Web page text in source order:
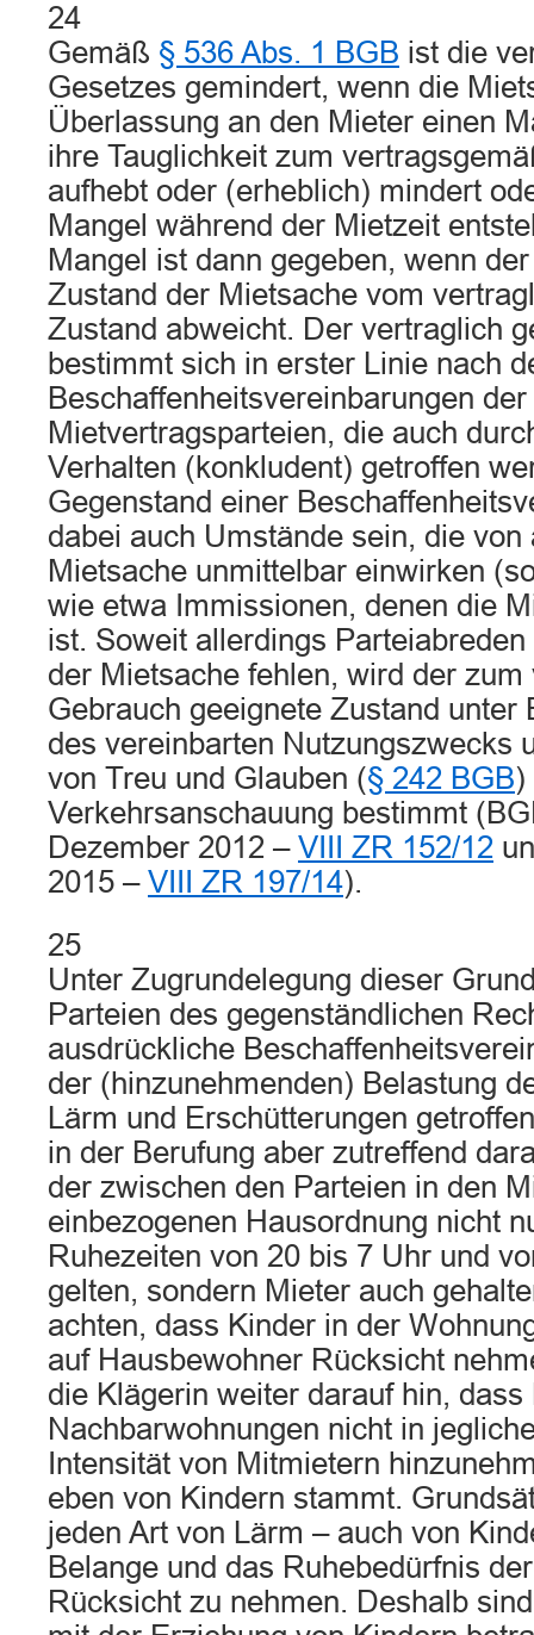
24
Gemäß § 536 Abs. 1 BGB ist die
Gesetzes gemindert, wenn die
Überlassung an den Mieter einen
ihre Tauglichkeit zum
aufhebt oder (erheblich) mindert
Mangel während der Mietzeit
Mangel ist dann gegeben, wenn
Zustand der Mietsache vom
Zustand abweicht. Der vertraglich
bestimmt sich in erster Linie nach
Beschaffenheitsvereinbarungen der
Mietvertragsparteien, die auch
Verhalten (konkludent) getroffen
Gegenstand einer
dabei auch Umstände sein, die von
Mietsache unmittelbar einwirken
wie etwa Immissionen, denen die
ist. Soweit allerdings
der Mietsache fehlen, wird der
Gebrauch geeignete Zustand unter
des vereinbarten Nutzungszwecks
von Treu und Glauben (§ 242 BGB)
Verkehrsanschauung bestimmt
Dezember 2012 – VIII ZR 152/12
2015 – VIII ZR 197/14).
25
Unter Zugrundelegung dieser
Parteien des gegenständlichen
ausdrückliche
der (hinzunehmenden) Belastung
Lärm und Erschütterungen
in der Berufung aber zutreffend
der zwischen den Parteien in den
einbezogenen Hausordnung nicht
Ruhezeiten von 20 bis 7 Uhr und
gelten, sondern Mieter auch
achten, dass Kinder in der
auf Hausbewohner Rücksicht
die Klägerin weiter darauf hin,
Nachbarwohnungen nicht in
Intensität von Mitmietern
eben von Kindern stammt.
jeden Art von Lärm – auch von
Belange und das Ruhebedürfnis
Rücksicht zu nehmen. Deshalb